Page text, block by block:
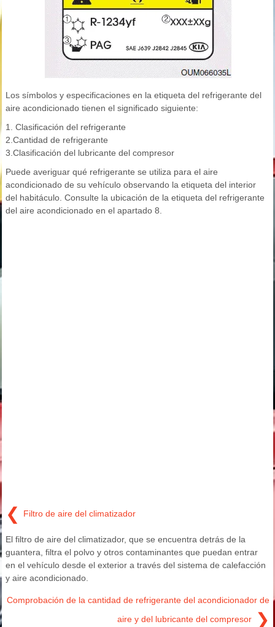
Los símbolos y especificaciones en la etiqueta del refrigerante del
aire acondicionado tienen el significado siguiente:
1. Clasificación del refrigerante
2.Cantidad de refrigerante
3.Clasificación del lubricante del compresor
Puede averiguar qué refrigerante se utiliza para el aire
acondicionado de su vehículo observando la etiqueta del interior
del habitáculo. Consulte la ubicación de la etiqueta del refrigerante
del aire acondicionado en el apartado 8.
❮ Filtro de aire del climatizador
El filtro de aire del climatizador, que se encuentra detrás de la
guantera, filtra el polvo y otros contaminantes que puedan entrar
en el vehículo desde el exterior a través del sistema de calefacción
y aire acondicionado.
Comprobación de la cantidad de refrigerante del acondicionador de
aire y del lubricante del compresor
❯